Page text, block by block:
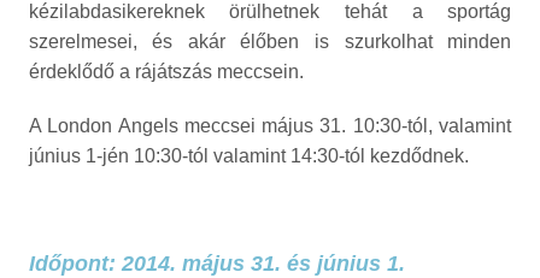
kézilabdasikereknek örülhetnek tehát a sportág
szerelmesei, és akár élőben is szurkolhat minden
érdeklődő a rájátszás meccsein.
A London Angels meccsei május 31. 10:30-tól, valamint
június 1-jén 10:30-tól valamint 14:30-tól kezdődnek.
Időpont: 2014. május 31. és június 1.